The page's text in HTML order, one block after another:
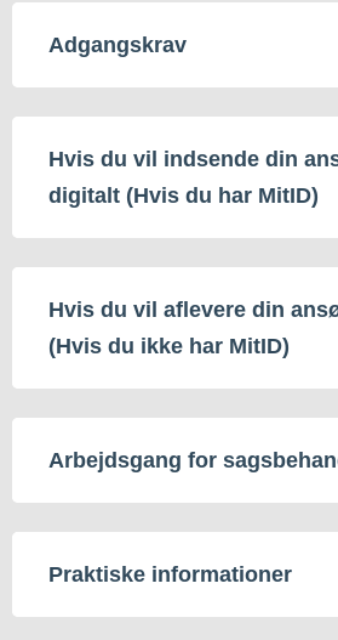
Adgangskrav
Hvis du vil indsende din
digitalt (Hvis du har MitID)
Hvis du vil aflevere din
(Hvis du ikke har MitID)
Arbejdsgang for
Praktiske informationer